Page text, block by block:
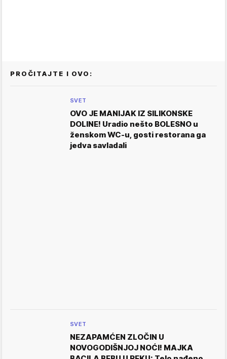
PROČITAJTE I OVO:
SVET
OVO JE MANIJAK IZ SILIKONSKE
DOLINE! Uradio nešto BOLESNO u
ženskom WC-u, gosti restorana ga
jedva savladali
SVET
NEZAPAMĆEN ZLOČIN U
NOVOGODIŠNJOJ NOĆI! MAJKA